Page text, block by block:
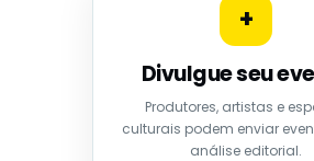
+
Divulgue seu
Produtores, artistas e
culturais podem enviar
análise editorial.